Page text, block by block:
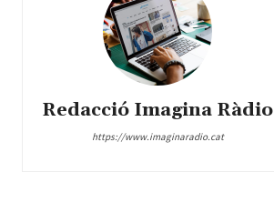
Redacció Imagina Ràdio
https://www.imaginaradio.cat